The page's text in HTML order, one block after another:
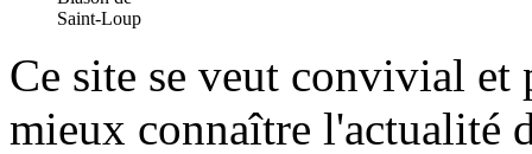
Saint-Loup
Ce site se veut convivial et
mieux connaître l'actualité